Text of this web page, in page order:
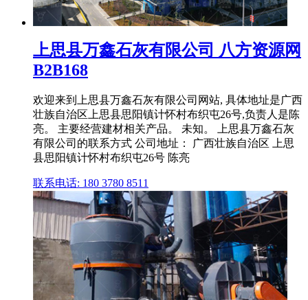
上思县万鑫石灰有限公司 八方资源网
B2B168
欢迎来到上思县万鑫石灰有限公司网站, 具体地址是广西
壮族自治区上思县思阳镇计怀村布织屯26号,负责人是陈
亮。 主要经营建材相关产品。 未知。 上思县万鑫石灰
有限公司的联系方式 公司地址： 广西壮族自治区 上思
县思阳镇计怀村布织屯26号 陈亮
联系电话: 180 3780 8511